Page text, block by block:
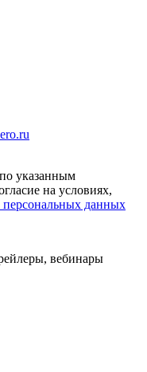
указанным
на условиях,
данных
вебинары